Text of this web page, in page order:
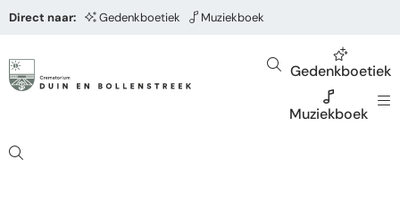
Direct naar: Gedenkboetiek Muziekboek
Gedenkboetiek
Muziekboek